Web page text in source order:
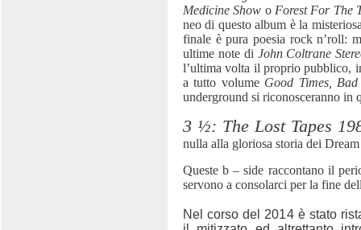
Medicine Show o Forest For The
neo di questo album è la
finale è pura poesia rock n’roll:
ultime note di John Coltrane
l’ultima volta il proprio pubblico,
a tutto volume Good Times, Bad
underground si riconosceranno in
3 ½: The Lost Tapes
nulla alla gloriosa storia dei
Queste b – side raccontano il
servono a consolarci per la fine
Nel corso del 2014 è stato